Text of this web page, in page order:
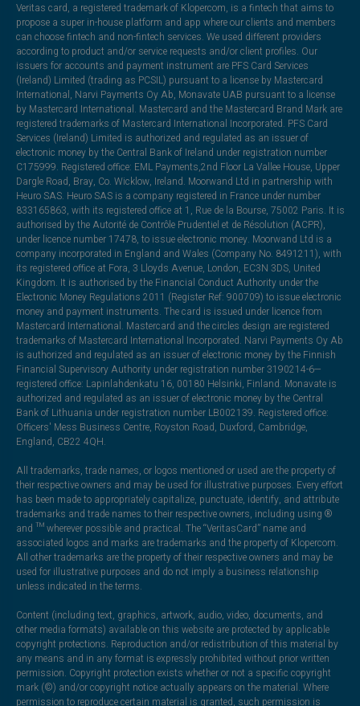
Veritas card, a registered trademark of Klopercom, is a fintech that aims to
propose a super in-house platform and app where our clients and members
can choose fintech and non-fintech services. We used different providers
according to product and/or service requests and/or client profiles. Our
issuers for accounts and payment instrument are PFS Card Services
(Ireland) Limited (trading as PCSIL) pursuant to a license by Mastercard
International, Narvi Payments Oy Ab, Monavate UAB pursuant to a license
by Mastercard International. Mastercard and the Mastercard Brand Mark are
registered trademarks of Mastercard International Incorporated. PFS Card
Services (Ireland) Limited is authorized and regulated as an issuer of
electronic money by the Central Bank of Ireland under registration number
C175999. Registered office: EML Payments,2nd Floor La Vallee House, Upper
Dargle Road, Bray, Co. Wicklow, Ireland. Moorwand Ltd in partnership with
Heuro SAS. Heuro SAS is a company registered in France under number
833165863, with its registered office at 1, Rue de la Bourse, 75002 Paris. It is
authorised by the Autorité de Contrôle Prudentiel et de Résolution (ACPR),
under licence number 17478, to issue electronic money. Moorwand Ltd is a
company incorporated in England and Wales (Company No. 8491211), with
its registered office at Fora, 3 Lloyds Avenue, London, EC3N 3DS, United
Kingdom. It is authorised by the Financial Conduct Authority under the
Electronic Money Regulations 2011 (Register Ref: 900709) to issue electronic
money and payment instruments. The card is issued under licence from
Mastercard International. Mastercard and the circles design are registered
trademarks of Mastercard International Incorporated. Narvi Payments Oy Ab
is authorized and regulated as an issuer of electronic money by the Finnish
Financial Supervisory Authority under registration number 3190214-6—
registered office: Lapinlahdenkatu 16, 00180 Helsinki, Finland. Monavate is
authorized and regulated as an issuer of electronic money by the Central
Bank of Lithuania under registration number LB002139. Registered office:
Officers' Mess Business Centre, Royston Road, Duxford, Cambridge,
England, CB22 4QH.
All trademarks, trade names, or logos mentioned or used are the property of
their respective owners and may be used for illustrative purposes. Every effort
has been made to appropriately capitalize, punctuate, identify, and attribute
trademarks and trade names to their respective owners, including using ®
and ™ wherever possible and practical. The “VeritasCard” name and
associated logos and marks are trademarks and the property of Klopercom.
All other trademarks are the property of their respective owners and may be
used for illustrative purposes and do not imply a business relationship
unless indicated in the terms.
Content (including text, graphics, artwork, audio, video, documents, and
other media formats) available on this website are protected by applicable
copyright protections. Reproduction and/or redistribution of this material by
any means and in any format is expressly prohibited without prior written
permission. Copyright protection exists whether or not a specific copyright
mark (©) and/or copyright notice actually appears on the material. Where
permission to reproduce certain material is granted, such permission is